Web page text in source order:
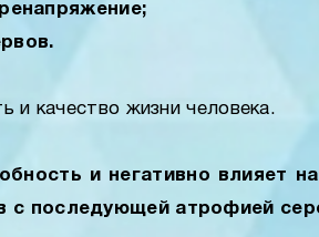
и качество жизни человека.
и негативно влияет
с последующей атрофией